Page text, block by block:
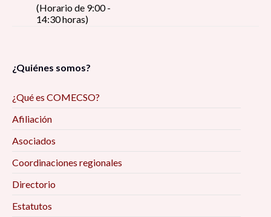
(Horario de 9:00 -
14:30 horas)
¿Quiénes somos?
¿Qué es COMECSO?
Afiliación
Asociados
Coordinaciones regionales
Directorio
Estatutos